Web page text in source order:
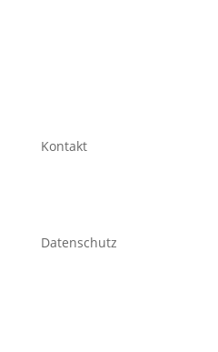
Kontakt
Datenschutz